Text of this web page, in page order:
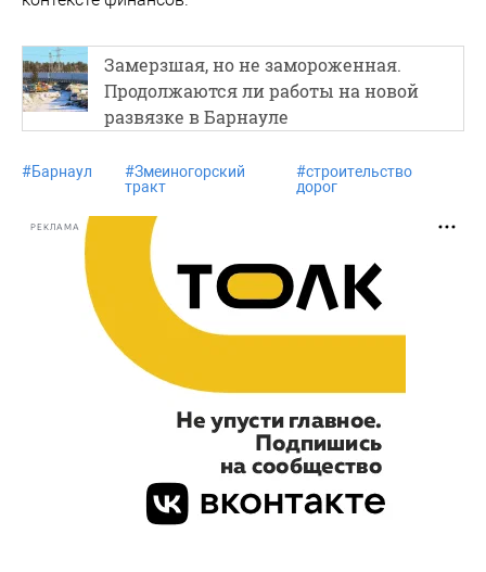
Замерзшая, но не замороженная.
Продолжаются ли работы на новой
развязке в Барнауле
#Барнаул #Змеиногорский
тракт
#строительство
дорог
РЕКЛАМА